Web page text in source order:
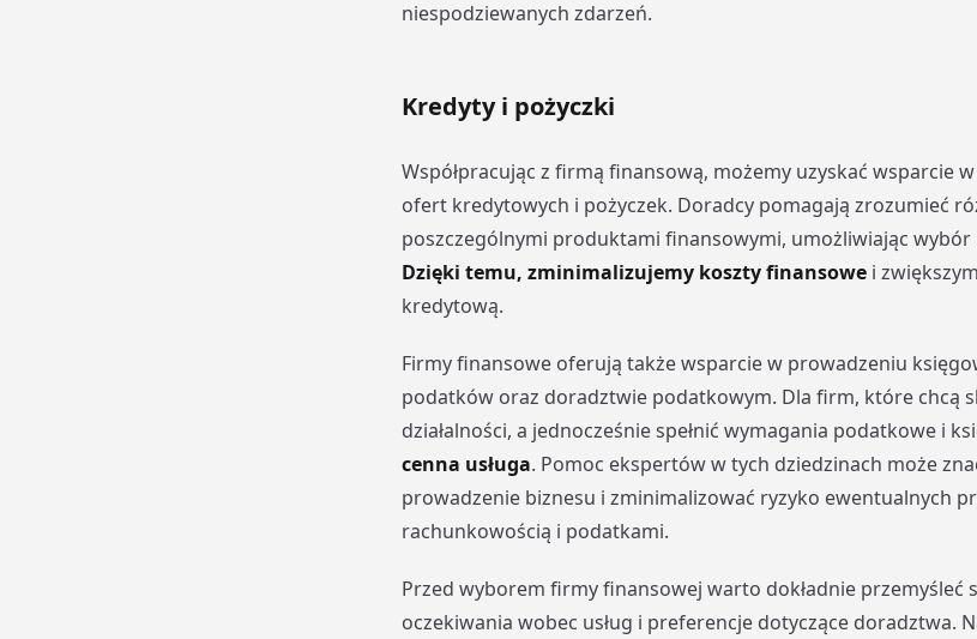
niespodziewanych zdarzeń.
Kredyty i pożyczki
Współpracując z firmą finansową, możemy uzyskać wsparcie
ofert kredytowych i pożyczek. Doradcy pomagają zrozumieć
poszczególnymi produktami finansowymi, umożliwiając wybór
Dzięki temu, zminimalizujemy koszty finansowei
kredytową.
Firmy finansowe oferują także wsparcie w prowadzeniu
podatków oraz doradztwie podatkowym. Dla firm, które chcą
działalności, a jednocześnie spełnić wymagania podatkowe i
cenna usługa. Pomoc ekspertów w tych dziedzinach może
prowadzenie biznesu i zminimalizować ryzyko ewentualnych
rachunkowością i podatkami.
Przed wyborem firmy finansowej warto dokładnie przemyśleć
oczekiwania wobec usług i preferencje dotyczące doradztwa.